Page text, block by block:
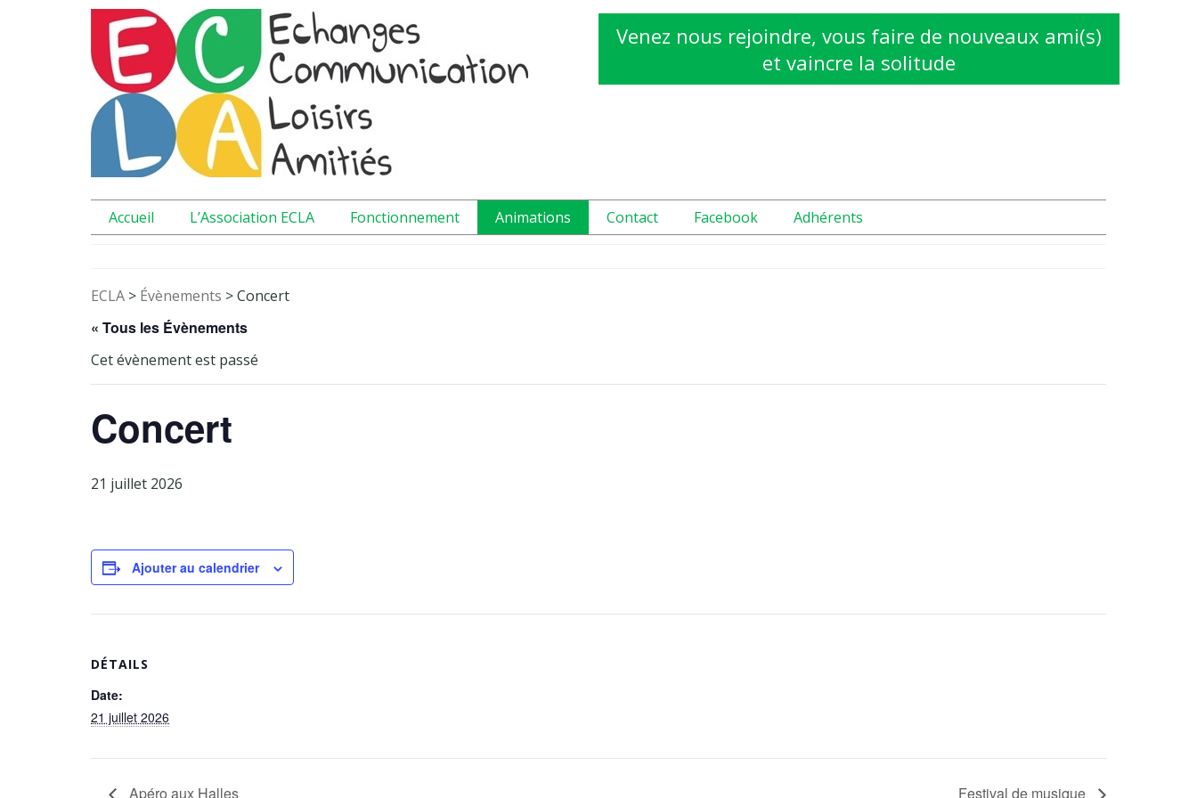
Venez nous rejoindre, vous faire de nouveaux ami(s)
et vaincre la solitude
Accueil L’Association ECLA Fonctionnement Animations Contact Facebook Adhérents
ECLA > Évènements >Concert
« Tous les Évènements
Cet évènement est passé
Concert
21 juillet 2026
Ajouter au calendrier
DÉTAILS
Date:
21 juillet 2026
Apéro aux Halles Festival de musique